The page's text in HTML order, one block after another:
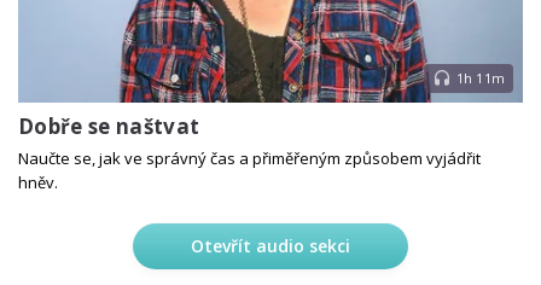
1h 11m
Dobře se naštvat
Naučte se, jak ve správný čas a přiměřeným způsobem vyjádřit
hněv.
Otevřít audio sekci